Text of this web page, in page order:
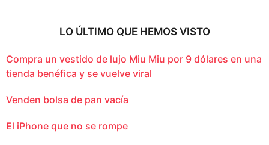
LO ÚLTIMO QUE HEMOS VISTO
Compra un vestido de lujo Miu Miu por 9 dólares en una
tienda benéfica y se vuelve viral
Venden bolsa de pan vacía
El iPhone que no se rompe